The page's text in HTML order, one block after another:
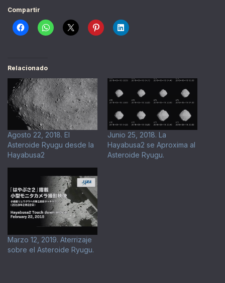
Compartir
Relacionado
Agosto 22, 2018. El
Asteroide Ryugu desde la
Hayabusa2
Junio 25, 2018. La
Hayabusa2 se Aproxima al
Asteroide Ryugu.
Marzo 12, 2019. Aterrizaje
sobre el Asteroide Ryugu.